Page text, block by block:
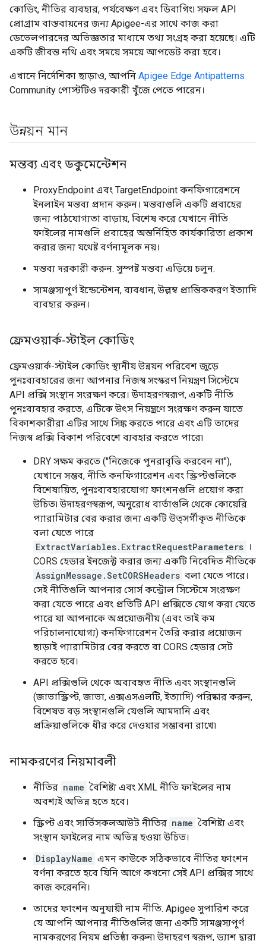
কোডিং, নীতির ব্যবহার, পর্যবেক্ষণ এবং ডিবাগিং৷ সফল API
প্রোগ্রাম বাস্তবায়নের জন্য Apigee-এর সাথে কাজ করা
ডেভেলপারদের অভিজ্ঞতার মাধ্যমে তথ্য সংগ্রহ করা হয়েছে। এটি
একটি জীবন্ত নথি এবং সময়ে সময়ে আপডেট করা হবে।
এখানে নির্দেশিকা ছাড়াও, আপনি Apigee Edge Antipatterns
Community পোস্টটিও দরকারী খুঁজে পেতে পারেন।
উন্নয়ন মান
মন্তব্য এবং ডকুমেন্টেশন
ProxyEndpoint এবং TargetEndpoint কনফিগারেশনে
ইনলাইন মন্তব্য প্রদান করুন। মন্তব্যগুলি একটি প্রবাহের
জন্য পাঠযোগ্যতা বাড়ায়, বিশেষ করে যেখানে নীতি
ফাইলের নামগুলি প্রবাহের অন্তর্নিহিত কার্যকারিতা প্রকাশ
করার জন্য যথেষ্ট বর্ণনামূলক নয়।
মন্তব্য দরকারী করুন. সুস্পষ্ট মন্তব্য এড়িয়ে চলুন.
সামঞ্জস্যপূর্ণ ইন্ডেন্টেশন, ব্যবধান, উল্লম্ব প্রান্তিককরণ ইত্যাদি
ব্যবহার করুন।
ফ্রেমওয়ার্ক-স্টাইল কোডিং
ফ্রেমওয়ার্ক-স্টাইল কোডিং স্থানীয় উন্নয়ন পরিবেশ জুড়ে
পুনঃব্যবহারের জন্য আপনার নিজস্ব সংস্করণ নিয়ন্ত্রণ সিস্টেমে
API প্রক্সি সংস্থান সংরক্ষণ করে। উদাহরণস্বরূপ, একটি নীতি
পুনঃব্যবহার করতে, এটিকে উৎস নিয়ন্ত্রণে সংরক্ষণ করুন যাতে
বিকাশকারীরা এটির সাথে সিঙ্ক করতে পারে এবং এটি তাদের
নিজস্ব প্রক্সি বিকাশ পরিবেশে ব্যবহার করতে পারে৷
DRY সক্ষম করতে ("নিজেকে পুনরাবৃত্তি করবেন না"),
যেখানে সম্ভব, নীতি কনফিগারেশন এবং স্ক্রিপ্টগুলিকে
বিশেষায়িত, পুনঃব্যবহারযোগ্য ফাংশনগুলি প্রয়োগ করা
উচিত৷ উদাহরণস্বরূপ, অনুরোধ বার্তাগুলি থেকে কোয়েরি
প্যারামিটার বের করার জন্য একটি উত্সর্গীকৃত নীতিকে
বলা যেতে পারে
ExtractVariables.ExtractRequestParameters ।
CORS হেডার ইনজেক্ট করার জন্য একটি নিবেদিত নীতিকে
AssignMessage.SetCORSHeaders বলা যেতে পারে।
সেই নীতিগুলি আপনার সোর্স কন্ট্রোল সিস্টেমে সংরক্ষণ
করা যেতে পারে এবং প্রতিটি API প্রক্সিতে যোগ করা যেতে
পারে যা আপনাকে অপ্রয়োজনীয় (এবং তাই কম
পরিচালনাযোগ্য) কনফিগারেশন তৈরি করার প্রয়োজন
ছাড়াই প্যারামিটার বের করতে বা CORS হেডার সেট
করতে হবে।
API প্রক্সিগুলি থেকে অব্যবহৃত নীতি এবং সংস্থানগুলি
(জাভাস্ক্রিপ্ট, জাভা, এক্সএসএলটি, ইত্যাদি) পরিষ্কার করুন,
বিশেষত বড় সংস্থানগুলি যেগুলি আমদানি এবং
প্রক্রিয়াগুলিকে ধীর করে দেওয়ার সম্ভাবনা রাখে৷
নামকরণের নিয়মাবলী
নীতির name বৈশিষ্ট্য এবং XML নীতি ফাইলের নাম
অবশ্যই অভিন্ন হতে হবে।
স্ক্রিপ্ট এবং সার্ভিসকলআউট নীতির name বৈশিষ্ট্য এবং
সংস্থান ফাইলের নাম অভিন্ন হওয়া উচিত।
DisplayName এমন কাউকে সঠিকভাবে নীতির ফাংশন
বর্ণনা করতে হবে যিনি আগে কখনো সেই API প্রক্সির সাথে
কাজ করেননি।
তাদের ফাংশন অনুযায়ী নাম নীতি. Apigee সুপারিশ করে
যে আপনি আপনার নীতিগুলির জন্য একটি সামঞ্জস্যপূর্ণ
নামকরণের নিয়ম প্রতিষ্ঠা করুন৷ উদাহরণ স্বরূপ, ড্যাশ দ্বারা